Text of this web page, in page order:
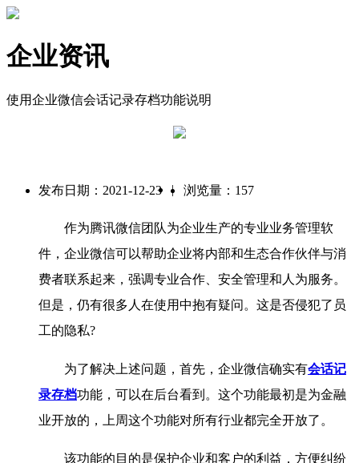
企业资讯
使用企业微信会话记录存档功能说明
发布日期：2021-12-23 | 浏览量：157
作为腾讯微信团队为企业生产的专业业务管理软
件，企业微信可以帮助企业将内部和生态合作伙伴与消
费者联系起来，强调专业合作、安全管理和人为服务。
但是，仍有很多人在使用中抱有疑问。这是否侵犯了员
工的隐私?
为了解决上述问题，首先，企业微信确实有会话记
录存档功能，可以在后台看到。这个功能最初是为金融
业开放的，上周这个功能对所有行业都完全开放了。
该功能的目的是保护企业和客户的利益，方便纠纷